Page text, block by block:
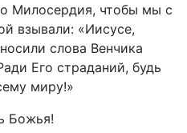
Милосердия, чтобы мы с
взывали: «Иисусе,
слова Венчика
Его страданий, будь
миру!»
Божья!